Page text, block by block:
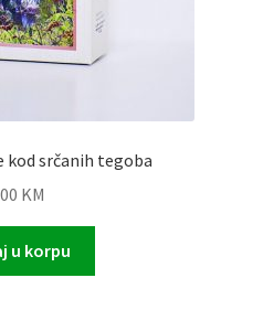
kod srčanih tegoba
KM
u korpu